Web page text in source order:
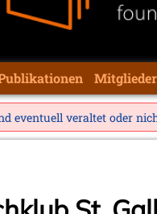
Mitglieder
eventuell veraltet oder